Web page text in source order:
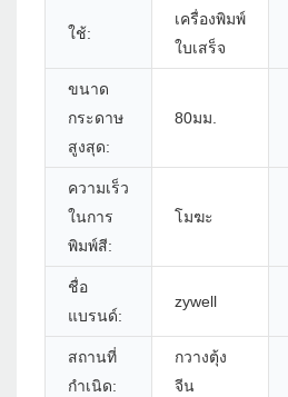
ใช้:
เครื่องพิมพ์
ใบเสร็จ
ขนาด
กระดาษ
สูงสุด:
80มม.
ความเร็ว
ในการ
พิมพ์สี:
โมฆะ
ชื่อ
แบรนด์:
zywell
สถานที่
กำเนิด:
กวางตุ้ง
จีน